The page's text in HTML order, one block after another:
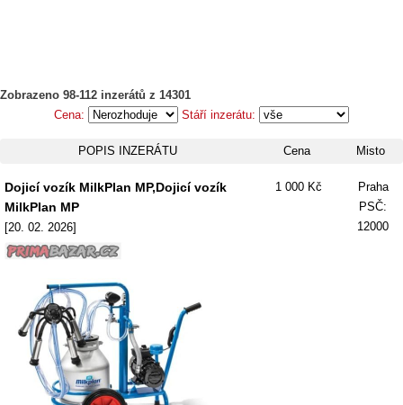
Zobrazeno 98-112 inzerátů z 14301
Cena:
Stáří inzerátu:
POPIS INZERÁTU Cena Misto
Dojicí vozík MilkPlan MP,Dojicí vozík
MilkPlan MP
[20. 02. 2026]
1 000 Kč
Praha
PSČ:
12000